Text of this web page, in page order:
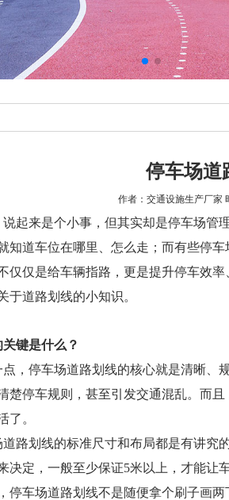
停车场道
作者：交通设施生产厂家
起来是个小事，但其实却是停车场管
知道车位在哪里、怎么走；而有些停
仅仅是给车辆指路，更是提升停车效
于道路划线的小知识。
键是什么？
，停车场道路划线的核心就是清晰、
楚停车规则，甚至引发交通混乱。而
了。
路划线的标准尺寸和布局都是有讲究
决定，一般至少保证5米以上，才能
停车场道路划线不是随便拿个刷子画两